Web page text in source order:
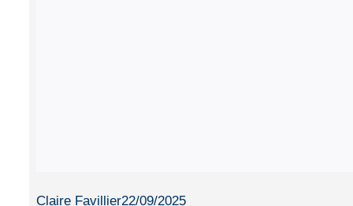
Claire Favillier22/09/2025